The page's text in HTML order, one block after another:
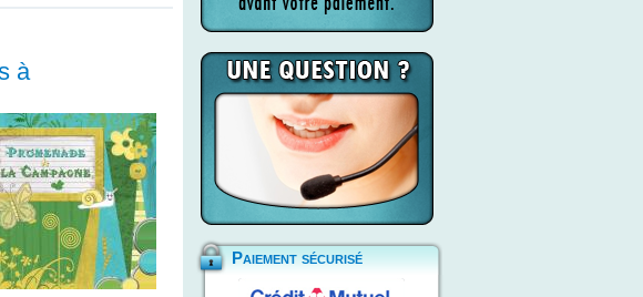
à
Paiement sécurisé